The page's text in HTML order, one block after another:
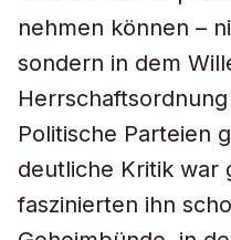
nehmen können –
sondern in dem
Politische Parteien
deutliche Kritik war
faszinierten ihn